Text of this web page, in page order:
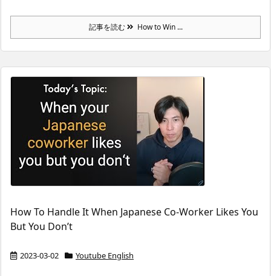
記事を読む How to Win ...
How To Handle It When Japanese Co-Worker Likes You
But You Don’t
2023-03-02 Youtube English